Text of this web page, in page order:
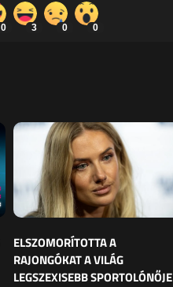
0 3 0 0
ELSZOMORÍTOTTA A
RAJONGÓKAT A VILÁG
LEGSZEXISEBB SPORTOLÓNŐJE